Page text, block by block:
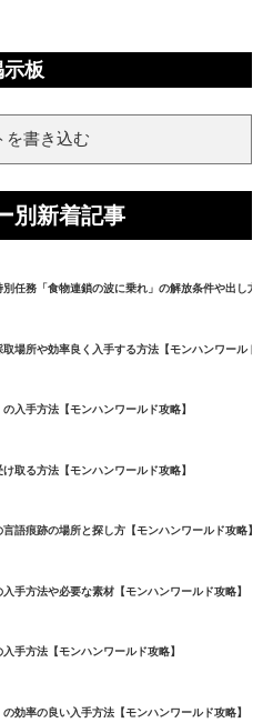
示板
を書き込む
別新着記事
別任務「食物連鎖の波に乗れ」の解放条件や出し
場所や効率良く入手する方法【モンハンワールド
の入手方法【モンハンワールド攻略】
取る方法【モンハンワールド攻略】
言語痕跡の場所と探し方【モンハンワールド攻略】
入手方法や必要な素材【モンハンワールド攻略】
入手方法【モンハンワールド攻略】
の効率の良い入手方法【モンハンワールド攻略】